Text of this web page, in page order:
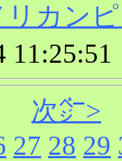
リカン
11:25:51
次㌻>
27 28 29